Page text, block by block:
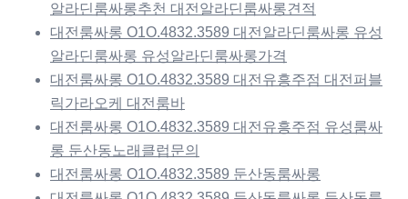
알라딘룸싸롱추천 대전알라딘룸싸롱견적
대전룸싸롱 O1O.4832.3589 대전알라딘룸싸롱 유성
알라딘룸싸롱 유성알라딘룸싸롱가격
대전룸싸롱 O1O.4832.3589 대전유흥주점 대전퍼블
릭가라오케 대전룸바
대전룸싸롱 O1O.4832.3589 대전유흥주점 유성룸싸
롱 둔산동노래클럽문의
대전룸싸롱 O1O.4832.3589 둔산동룸싸롱